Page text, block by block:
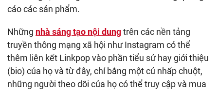
cáo các sản phẩm.
Những nhà sáng tạo nội dungtrên các nền tảng
truyền thông mạng xã hội như Instagram có thể
thêm liên kết Linkpop vào phần tiểu sử hay giới thiệu
(bio) của họ và từ đây, chỉ bằng một cú nhấp chuột,
những người theo dõi của họ có thể truy cập và mua